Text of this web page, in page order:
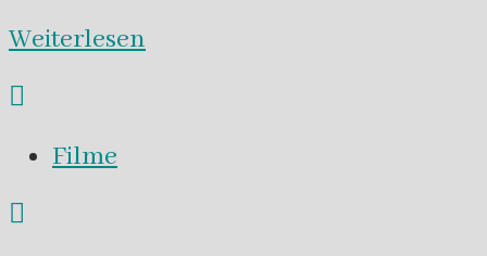
Weiterlesen
Filme